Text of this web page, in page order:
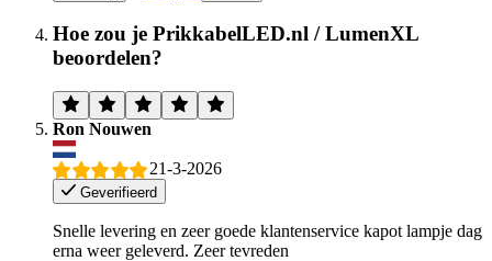
Hoe zou je PrikkabelLED.nl / LumenXL
beoordelen?
Ron Nouwen
21-3-2026
Geverifieerd
Snelle levering en zeer goede klantenservice kapot lampje dag
erna weer geleverd. Zeer tevreden